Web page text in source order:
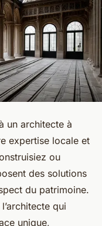
un architecte à
expertise locale et
ou
des solutions
du patrimoine.
qui
unique,